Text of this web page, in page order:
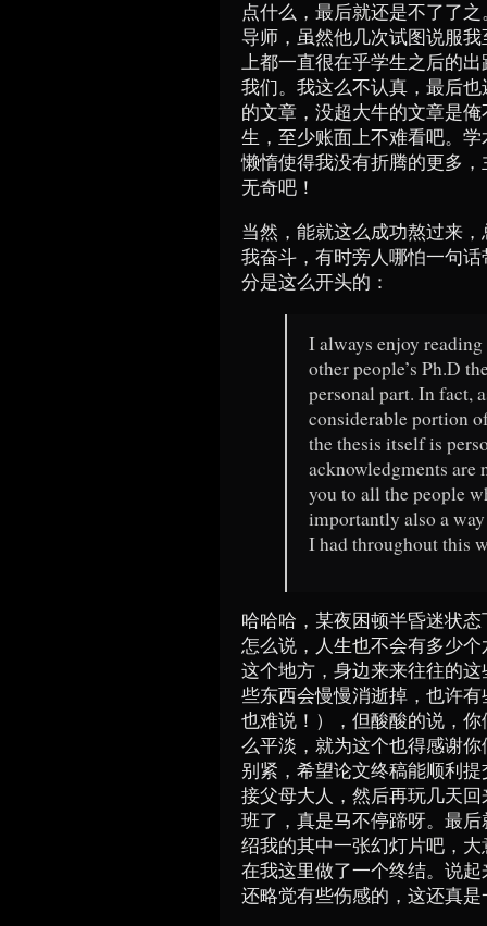
点什么，最后就还是不了了
导师，虽然他几次试图说服
上都一直很在乎学生之后的
我们。我这么不认真，最后
的文章，没超大牛的文章是
生，至少账面上不难看吧。
懒惰使得我没有折腾的更多
无奇吧！
当然，能就这么成功熬过来
我奋斗，有时旁人哪怕一句
分是这么开头的：
I always enjoy
other people’s Ph.D
personal part. In fact,
considerable portion
the thesis itself is
acknowledgments are
you to all the people
importantly also a
I had throughout this
哈哈哈，某夜困顿半昏迷状
怎么说，人生也不会有多少
这个地方，身边来来往往的
些东西会慢慢消逝掉，也许
也难说！），但酸酸的说，
么平淡，就为这个也得感谢
别紧，希望论文终稿能顺利
接父母大人，然后再玩几天
班了，真是马不停蹄呀。最
绍我的其中一张幻灯片吧，
在我这里做了一个终结。说
还略觉有些伤感的，这还真